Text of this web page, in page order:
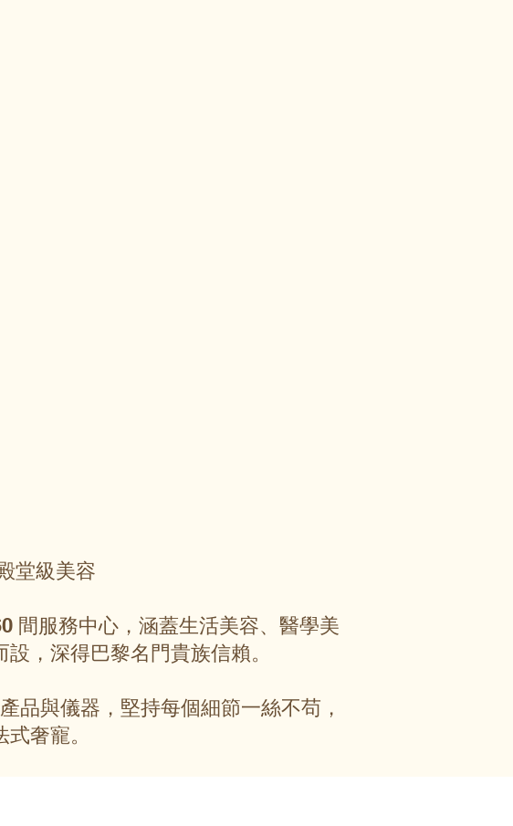
堂級美容
間服務中心，涵蓋生活美容、醫學美
，深得巴黎名門貴族信賴。
品與儀器，堅持每個細節一絲不苟，
奢寵。